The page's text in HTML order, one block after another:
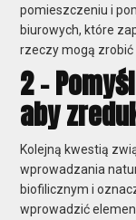
pomieszczeniu i
biurowych, które
rzeczy mogą zrobić
2 -
aby
Kolejną kwestią
wprowadzania
biofilicznym i
wprowadzić